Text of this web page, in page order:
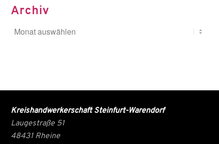
Archiv
Kreishandwerkerschaft Steinfurt-Warendorf
Laugestraße 51
48431 Rheine